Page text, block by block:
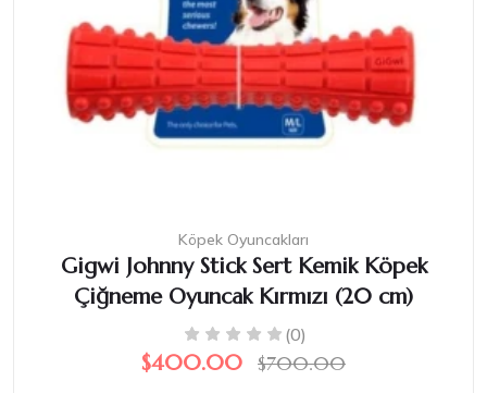
Köpek Oyuncakları
Gigwi Johnny Stick Sert Kemik Köpek
Çiğneme Oyuncak Kırmızı (20 cm)
(0)
$400.00 $700.00